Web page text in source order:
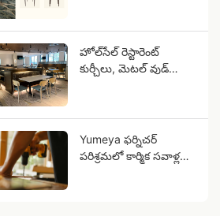
హోల్‌సేల్ రెస్టారెంట్
కుర్చీలు, మెటల్ వుడ్
కాగలవు?
Yumeya ఫర్నిచర్
పరిశ్రమలో కార్మిక సవాళ్లను